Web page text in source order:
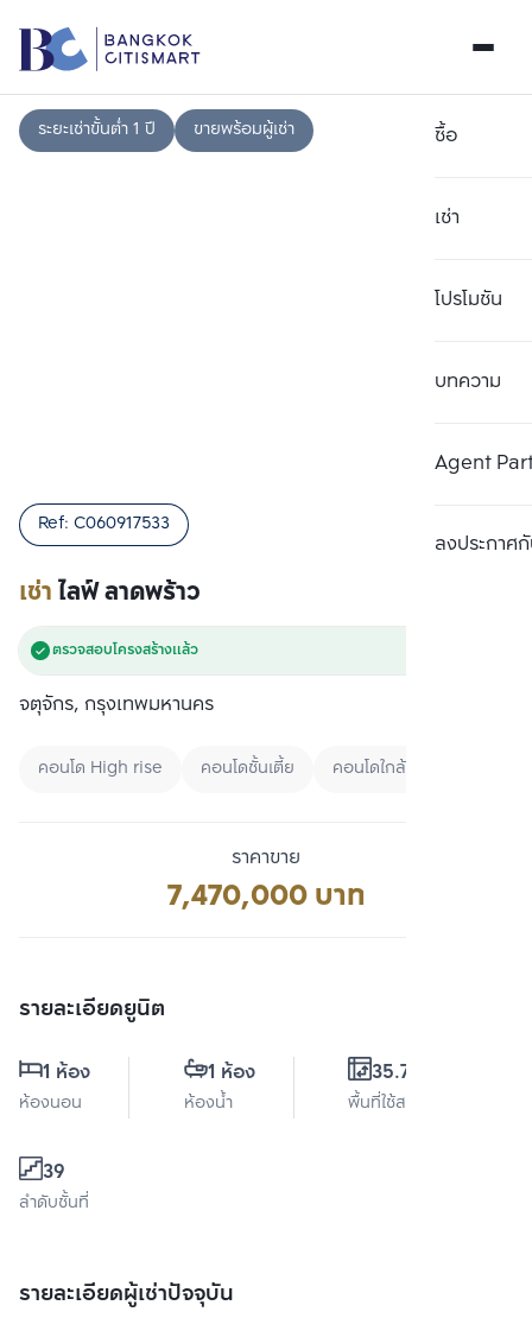
ซื้อ
เช่า
โปรโมชัน
บทความ
Agent
ลงประกาศกั
ระยะเช่าขั้นต่ำ 1 ปี ขายพร้อมผู้เช่า
เช่าไลฟ์ ลาดพร้าว
Ref: C060917533
ตรวจสอบโครงสร้างแล้ว
จตุจักร, กรุงเทพมหานคร
คอนโด High rise คอนโดชั้นเตี้ย คอนโดใกล้สวน
ราคาขาย
7,470,000 บาท
รายละเอียดยูนิต
1 ห้อง
ห้องนอน
1 ห้อง
ห้องน้ำ
35.78 ตร.ม.
พื้นที่ใช้สอย
39
ลำดับชั้นที่
รายละเอียดผู้เช่าปัจจุบัน
เปรียบเทียบ